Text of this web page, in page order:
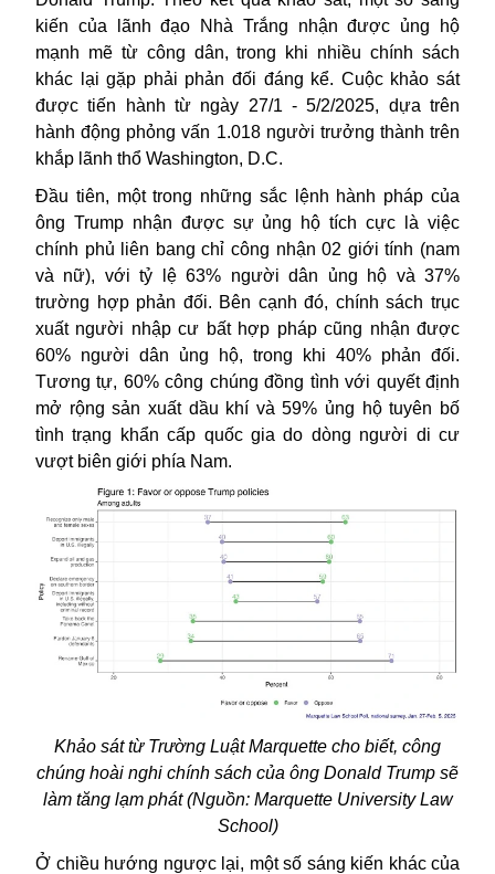
kiến của lãnh đạo Nhà Trắng nhận được ủng hộ
mạnh mẽ từ công dân, trong khi nhiều chính sách
khác lại gặp phải phản đối đáng kể. Cuộc khảo sát
được tiến hành từ ngày 27/1 - 5/2/2025, dựa trên
hành động phỏng vấn 1.018 người trưởng thành trên
khắp lãnh thổ Washington, D.C.
Đầu tiên, một trong những sắc lệnh hành pháp của
ông Trump nhận được sự ủng hộ tích cực là việc
chính phủ liên bang chỉ công nhận 02 giới tính (nam
và nữ), với tỷ lệ 63% người dân ủng hộ và 37%
trường hợp phản đối. Bên cạnh đó, chính sách trục
xuất người nhập cư bất hợp pháp cũng nhận được
60% người dân ủng hộ, trong khi 40% phản đối.
Tương tự, 60% công chúng đồng tình với quyết định
mở rộng sản xuất dầu khí và 59% ủng hộ tuyên bố
tình trạng khẩn cấp quốc gia do dòng người di cư
vượt biên giới phía Nam.
Khảo sát từ Trường Luật Marquette cho biết, công
chúng hoài nghi chính sách của ông Donald Trump sẽ
làm tăng lạm phát (Nguồn: Marquette University Law
School)
Ở chiều hướng ngược lại, một số sáng kiến khác của